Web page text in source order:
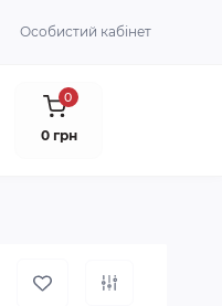
Особистий кабінет
0
0 грн